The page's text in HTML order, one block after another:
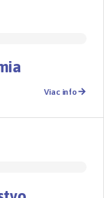
Viac info